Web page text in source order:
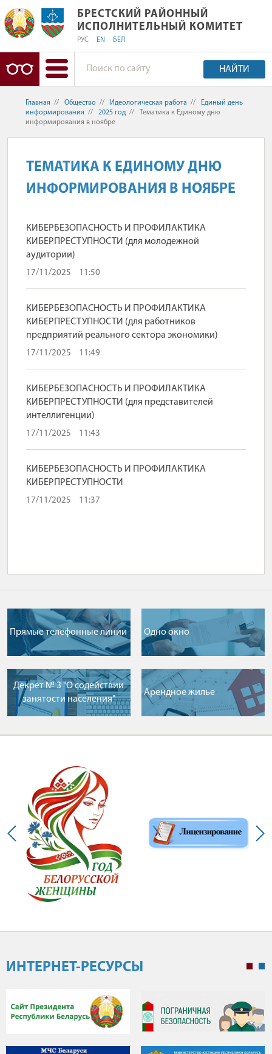
БРЕСТСКИЙ РАЙОННЫЙ
БРЕСТСКИЙ РАЙОННЫЙ
ИСПОЛНИТЕЛЬНЫЙ КОМИТЕТ
РУС EN БЕЛ
НАЙТИ
Главная // Общество // Идеологическая работа //
Единый день
информирования // 2025 год //
Тематика к Единому дню
информирования в ноябре
ТЕМАТИКА К ЕДИНОМУ ДНЮ
ИНФОРМИРОВАНИЯ В НОЯБРЕ
КИБЕРБЕЗОПАСНОСТЬ И ПРОФИЛАКТИКА
КИБЕРПРЕСТУПНОСТИ (для молодежной
аудитории)
17/11/2025 11:50
КИБЕРБЕЗОПАСНОСТЬ И ПРОФИЛАКТИКА
КИБЕРПРЕСТУПНОСТИ (для работников
предприятий реального сектора экономики)
17/11/2025 11:49
КИБЕРБЕЗОПАСНОСТЬ И ПРОФИЛАКТИКА
КИБЕРПРЕСТУПНОСТИ (для представителей
интеллигенции)
17/11/2025 11:43
КИБЕРБЕЗОПАСНОСТЬ И ПРОФИЛАКТИКА
КИБЕРПРЕСТУПНОСТИ
17/11/2025 11:37
Прямые телефонные линии Одно окно
Декрет № 3 "О содействии
занятости населения"
Арендное жилье
ИНТЕРНЕТ-РЕСУРСЫ